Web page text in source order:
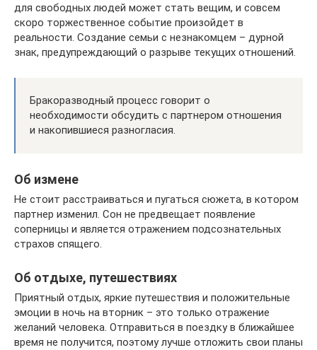
для свободных людей может стать вещим, и совсем
скоро торжественное событие произойдет в
реальности. Создание семьи с незнакомцем – дурной
знак, предупреждающий о разрыве текущих отношений.
Бракоразводный процесс говорит о
необходимости обсудить с партнером отношения
и накопившиеся разногласия.
Об измене
Не стоит расстраиваться и пугаться сюжета, в котором
партнер изменил. Сон не предвещает появление
соперницы и является отражением подсознательных
страхов спящего.
Об отдыхе, путешествиях
Приятный отдых, яркие путешествия и положительные
эмоции в ночь на вторник – это только отражение
желаний человека. Отправиться в поездку в ближайшее
время не получится, поэтому лучше отложить свои планы